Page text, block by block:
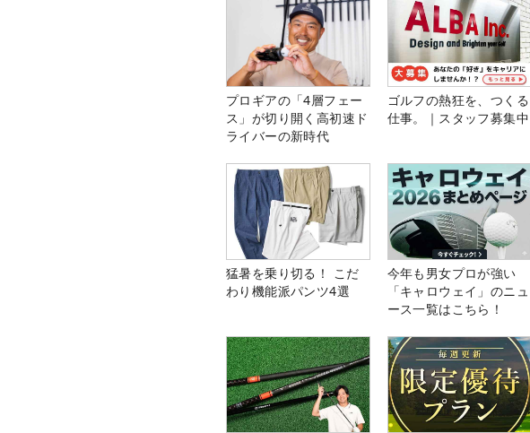
プロギアの「4層フェー
ス」が切り開く高初速ド
ライバーの新時代
ゴルフの熱狂を、つくる
仕事。｜スタッフ募集中
猛暑を乗り切る！ こだ
わり機能派パンツ4選
今年も男女プロが強い
「キャロウェイ」のニュ
ース一覧はこちら！